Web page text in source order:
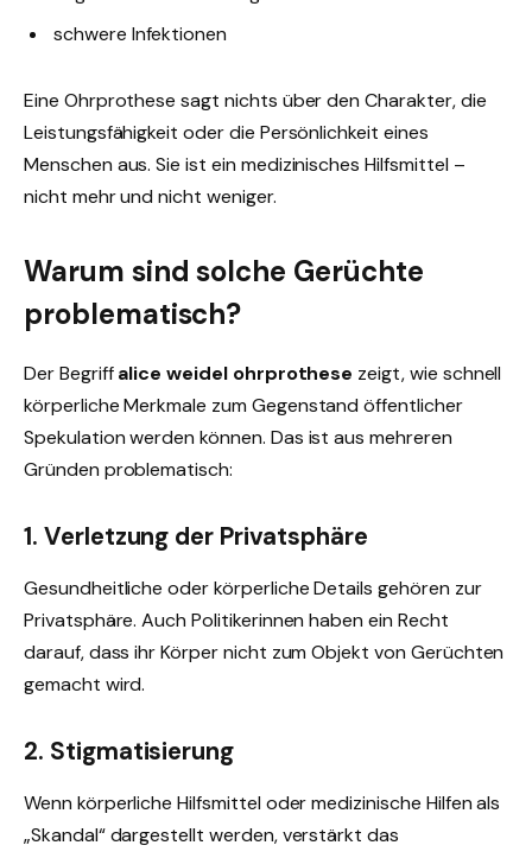
schwere Infektionen
Eine Ohrprothese sagt nichts über den Charakter, die
Leistungsfähigkeit oder die Persönlichkeit eines
Menschen aus. Sie ist ein medizinisches Hilfsmittel –
nicht mehr und nicht weniger.
Warum sind solche Gerüchte
problematisch?
Der Begriffalice weidel ohrprothese zeigt, wie schnell
körperliche Merkmale zum Gegenstand öffentlicher
Spekulation werden können. Das ist aus mehreren
Gründen problematisch:
1. Verletzung der Privatsphäre
Gesundheitliche oder körperliche Details gehören zur
Privatsphäre. Auch Politikerinnen haben ein Recht
darauf, dass ihr Körper nicht zum Objekt von Gerüchten
gemacht wird.
2. Stigmatisierung
Wenn körperliche Hilfsmittel oder medizinische Hilfen als
„Skandal“ dargestellt werden, verstärkt das